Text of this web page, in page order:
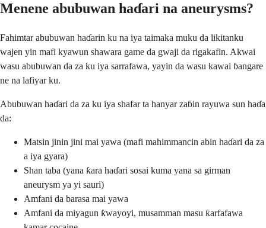
Menene abubuwan haɗari na aneurysms?
Fahimtar abubuwan haɗarin ku na iya taimaka muku da likitanku
wajen yin mafi kyawun shawara game da gwaji da rigakafin. Akwai
wasu abubuwan da za ku iya sarrafawa, yayin da wasu kawai ɓangare
ne na lafiyar ku.
Abubuwan haɗari da za ku iya shafar ta hanyar zaɓin rayuwa sun haɗa
da:
Matsin jinin jini mai yawa (mafi mahimmancin abin haɗari da za
a iya gyara)
Shan taba (yana ƙara haɗari sosai kuma yana sa girman
aneurysm ya yi sauri)
Amfani da barasa mai yawa
Amfani da miyagun ƙwayoyi, musamman masu ƙarfafawa